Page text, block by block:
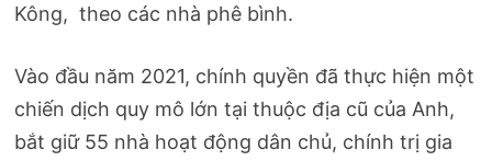
Kông, theo các nhà phê bình.
Vào đầu năm 2021, chính quyền đã thực hiện một
chiến dịch quy mô lớn tại thuộc địa cũ của Anh,
bắt giữ 55 nhà hoạt động dân chủ, chính trị gia